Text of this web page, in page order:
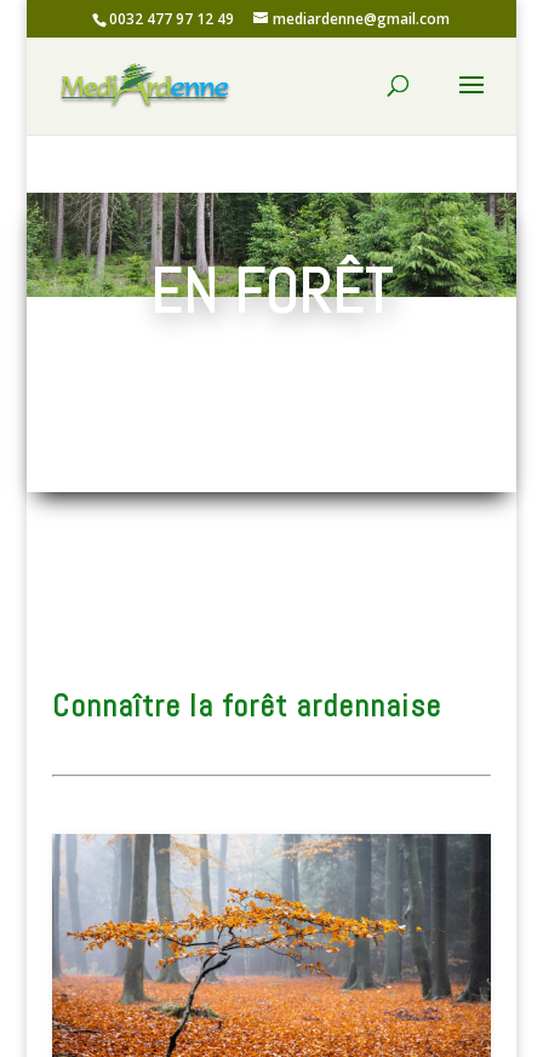
0032 477 97 12 49 mediardenne@gmail.com
EN FORÊT
Connaître la forêt ardennaise